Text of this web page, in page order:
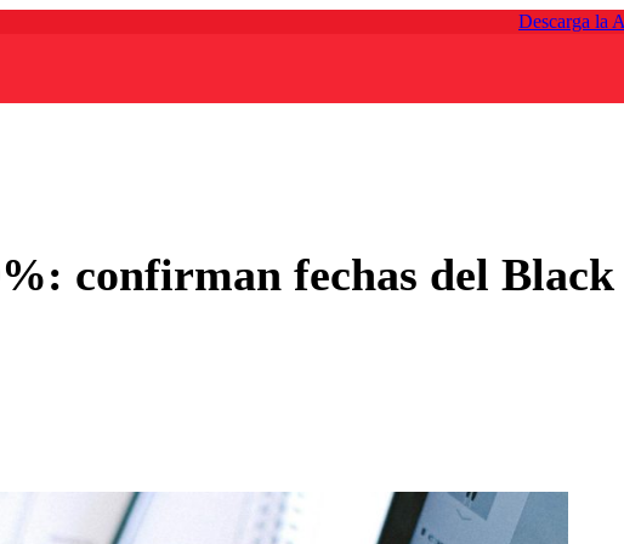
Descarga la
confirman fechas del Black